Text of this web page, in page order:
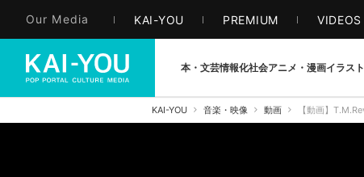
Our Media KAI-YOU PREMIUM VIDEOS
本・文芸情報化社会アニメ・漫画イラス
KAI-YOU 音楽・映像 動画 【動画】